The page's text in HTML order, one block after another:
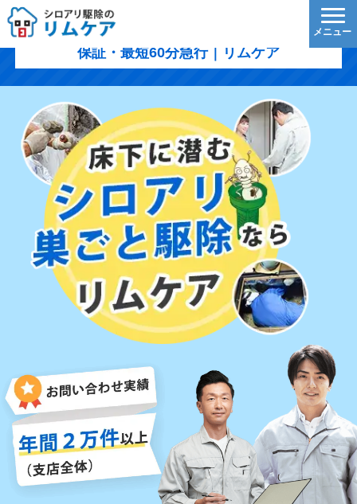
大島郡知名町のシロアリ駆除｜1,200円/㎡〜・5年
保証・最短60分急行｜リムケア